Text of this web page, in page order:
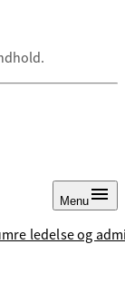
Menu
ledelse og